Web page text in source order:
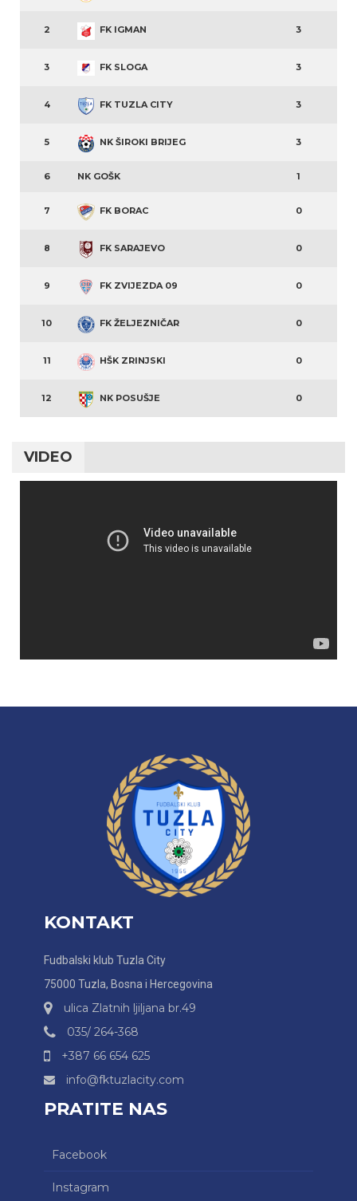
2 FK IGMAN 3
3 FK SLOGA 3
4 FK TUZLA CITY 3
5 NK ŠIROKI BRIJEG 3
6 NK GOŠK 1
7 FK BORAC 0
8 FK SARAJEVO 0
9 FK ZVIJEZDA 09 0
10 FK ŽELJEZNIČAR 0
11 HŠK ZRINJSKI 0
12 NK POSUŠJE 0
VIDEO
KONTAKT
Fudbalski klub Tuzla City
75000 Tuzla, Bosna i Hercegovina
ulica Zlatnih ljiljana br.49
035/ 264-368
+387 66 654 625
info@fktuzlacity.com
PRATITE NAS
Facebook
Instagram